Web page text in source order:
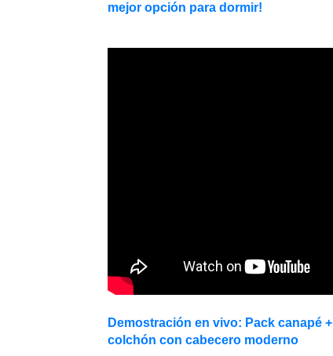
mejor opción para dormir!
Demostración en vivo: Pack canapé +
colchón con cabecero moderno